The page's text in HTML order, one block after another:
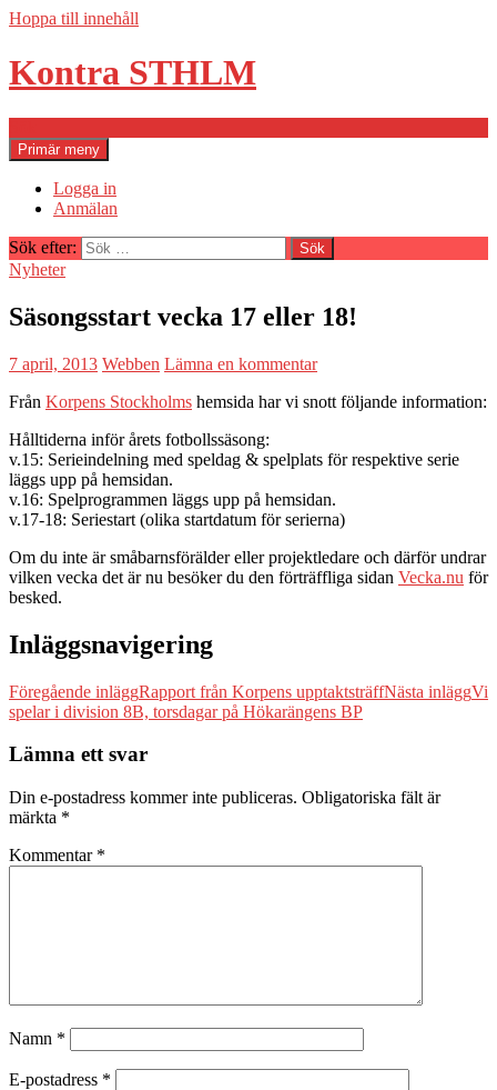
Hoppa till innehåll
Kontra STHLM
Primär meny
Logga in
Anmälan
Sök efter:
Nyheter
Säsongsstart vecka 17 eller 18!
7 april, 2013 Webben Lämna en kommentar
Från Korpens Stockholms hemsida har vi snott följande information:
Hålltiderna inför årets fotbollssäsong:
v.15: Serieindelning med speldag & spelplats för respektive serie
läggs upp på hemsidan.
v.16: Spelprogrammen läggs upp på hemsidan.
v.17-18: Seriestart (olika startdatum för serierna)
Om du inte är småbarnsförälder eller projektledare och därför undrar
vilken vecka det är nu besöker du den förträffliga sidan Vecka.nu för
besked.
Inläggsnavigering
Föregående inläggRapport från Korpens upptaktsträffNästa inläggVi
spelar i division 8B, torsdagar på Hökarängens BP
Lämna ett svar
Din e-postadress kommer inte publiceras. Obligatoriska fält är
märkta *
Kommentar *
Namn *
E-postadress *